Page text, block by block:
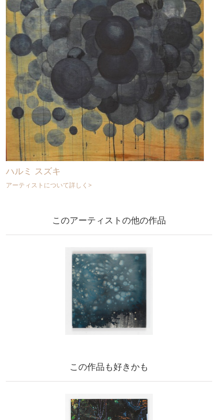
ハルミ スズキ
アーティストについて詳しく>
このアーティストの他の作品
この作品も好きかも